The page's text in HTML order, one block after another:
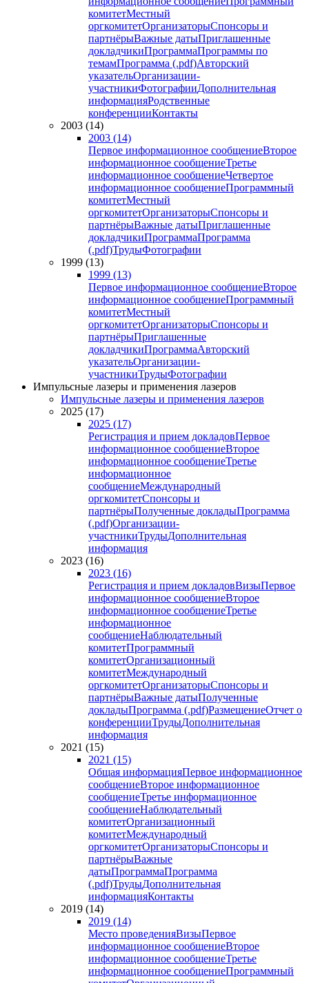
комитетМестный
оргкомитетОрганизаторыСпонсоры и
партнёрыВажные датыПриглашенные
докладчикиПрограммаПрограммы по
темамПрограмма (.pdf)Авторский
указательОрганизации-
участникиФотографииДополнительная
информацияРодственные
конференцииКонтакты
2003 (14)
2003 (14)
Первое информационное сообщениеВторое
информационное сообщениеТретье
информационное сообщениеЧетвертое
информационное сообщениеПрограммный
комитетМестный
оргкомитетОрганизаторыСпонсоры и
партнёрыВажные датыПриглашенные
докладчикиПрограммаПрограмма
(.pdf)ТрудыФотографии
1999 (13)
1999 (13)
Первое информационное сообщениеВторое
информационное сообщениеПрограммный
комитетМестный
оргкомитетОрганизаторыСпонсоры и
партнёрыПриглашенные
докладчикиПрограммаАвторский
указательОрганизации-
участникиТрудыФотографии
Импульсные лазеры и применения лазеров
Импульсные лазеры и применения лазеров
2025 (17)
2025 (17)
Регистрация и прием докладовПервое
информационное сообщениеВторое
информационное сообщениеТретье
информационное
сообщениеМеждународный
оргкомитетСпонсоры и
партнёрыПолученные докладыПрограмма
(.pdf)Организации-
участникиТрудыДополнительная
информация
2023 (16)
2023 (16)
Регистрация и прием докладовВизыПервое
информационное сообщениеВторое
информационное сообщениеТретье
информационное
сообщениеНаблюдательный
комитетПрограммный
комитетОрганизационный
комитетМеждународный
оргкомитетОрганизаторыСпонсоры и
партнёрыВажные датыПолученные
докладыПрограмма (.pdf)РазмещениеОтчет о
конференцииТрудыДополнительная
информация
2021 (15)
2021 (15)
Общая информацияПервое информационное
сообщениеВторое информационное
сообщениеТретье информационное
сообщениеНаблюдательный
комитетОрганизационный
комитетМеждународный
оргкомитетОрганизаторыСпонсоры и
партнёрыВажные
датыПрограммаПрограмма
(.pdf)ТрудыДополнительная
информацияКонтакты
2019 (14)
2019 (14)
Место проведенияВизыПервое
информационное сообщениеВторое
информационное сообщениеТретье
информационное сообщениеПрограммный